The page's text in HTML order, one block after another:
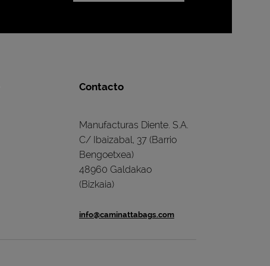
Contacto
Manufacturas Diente. S.A.
C/ Ibaizabal, 37 (Barrio
Bengoetxea)
48960 Galdakao
(Bizkaia)
info@caminattabags.com